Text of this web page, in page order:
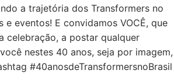
a trajetória dos Transformers no
e eventos! E convidamos VOCÊ, que
celebração, a postar qualquer
nestes 40 anos, seja por imagem,
#40anosdeTransformersnoBrasil